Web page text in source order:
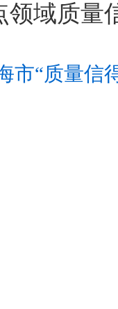
领域质量
市“质量信